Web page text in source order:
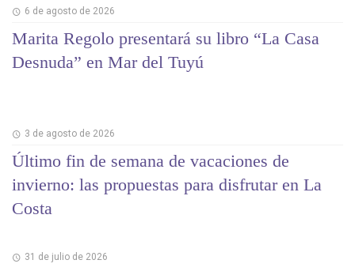
6 de agosto de 2026
Marita Regolo presentará su libro “La Casa
Desnuda” en Mar del Tuyú
3 de agosto de 2026
Último fin de semana de vacaciones de
invierno: las propuestas para disfrutar en La
Costa
31 de julio de 2026